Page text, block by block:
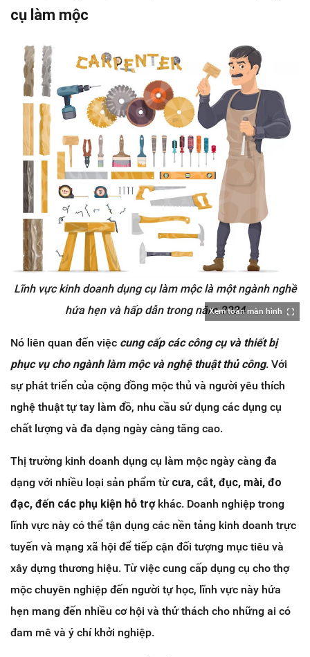
cụ làm mộc
Xem toàn màn hình
Lĩnh vực kinh doanh dụng cụ làm mộc là một ngành nghề
hứa hẹn và hấp dẫn trong năm 2024
Nó liên quan đến việc cung cấp các công cụ và thiết bị
phục vụ cho ngành làm mộc và nghệ thuật thủ công. Với
sự phát triển của cộng đồng mộc thủ và người yêu thích
nghệ thuật tự tay làm đồ, nhu cầu sử dụng các dụng cụ
chất lượng và đa dạng ngày càng tăng cao.
Thị trường kinh doanh dụng cụ làm mộc ngày càng đa
dạng với nhiều loại sản phẩm từ cưa, cắt, đục, mài, đo
đạc, đến các phụ kiện hỗ trợkhác. Doanh nghiệp trong
lĩnh vực này có thể tận dụng các nền tảng kinh doanh trực
tuyến và mạng xã hội để tiếp cận đối tượng mục tiêu và
xây dựng thương hiệu. Từ việc cung cấp dụng cụ cho thợ
mộc chuyên nghiệp đến người tự học, lĩnh vực này hứa
hẹn mang đến nhiều cơ hội và thử thách cho những ai có
đam mê và ý chí khởi nghiệp.